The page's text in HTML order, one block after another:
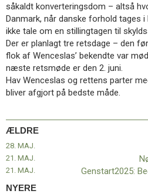
9.0:
Forside
10.0:
Nyheder
11.0:
Kalender
12.0:
Inspiration
13.0:
Værktøjskassen
14.0:
Mission
15.0:
Om
BaptistKirken
Næste
Hjælp
kristne
Gaza
såkaldt konverteringsdom – altså
Danmark, når danske forhold tages
ikke tale om en stillingtagen til
Der er planlagt tre retsdage – den
flok af Wenceslas’ bekendte var
næste retsmøde er den 2. juni.
Hav Wenceslas og rettens parter
bliver afgjort på bedste måde.
ÆLDRE
28. MAJ.
21. MAJ.
21. MAJ.
NYERE